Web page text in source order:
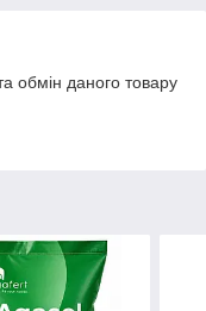
обмін даного товару